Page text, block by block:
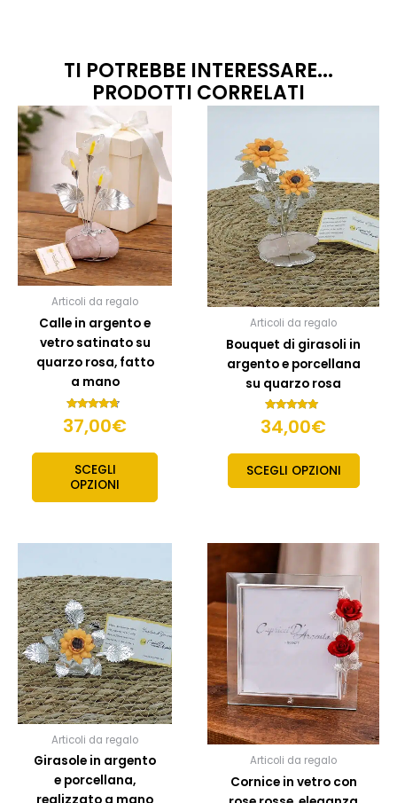
TI POTREBBE INTERESSARE...
PRODOTTI CORRELATI
Articoli da regalo
Calle in argento e
vetro satinato su
quarzo rosa, fatto
a mano
Valutato
4.50
su 5
37,00€
SCEGLI
OPZIONI
Articoli da regalo
Bouquet di girasoli in
argento e porcellana
su quarzo rosa
Valutato
5.00
su 5
34,00€
SCEGLI OPZIONI
Articoli da regalo
Girasole in argento
e porcellana,
Articoli da regalo
Cornice in vetro con